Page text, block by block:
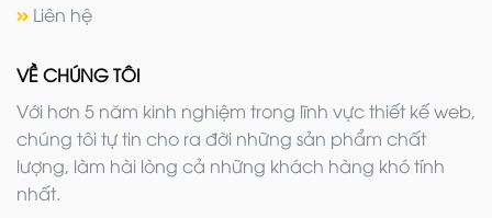
Liên hệ
VỀ CHÚNG TÔI
Với hơn 5 năm kinh nghiệm trong lĩnh vực thiết kế web,
chúng tôi tự tin cho ra đời những sản phẩm chất
lượng, làm hài lòng cả những khách hàng khó tính
nhất.